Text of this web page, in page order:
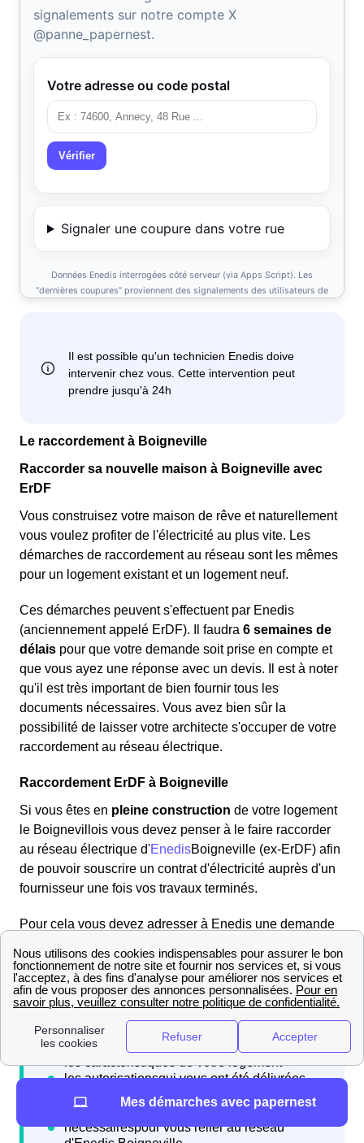
Le raccordement à Boigneville
Raccorder sa nouvelle maison à Boigneville avec
ErDF
Vous construisez votre maison de rêve et naturellement
vous voulez profiter de l'électricité au plus vite. Les
démarches de raccordement au réseau sont les mêmes
pour un logement existant et un logement neuf.
Ces démarches peuvent s'effectuent par Enedis
(anciennement appelé ErDF). Il faudra 6 semaines de
délais pour que votre demande soit prise en compte et
que vous ayez une réponse avec un devis. Il est à noter
qu'il est très important de bien fournir tous les
documents nécessaires. Vous avez bien sûr la
possibilité de laisser votre architecte s'occuper de votre
raccordement au réseau électrique.
Raccordement ErDF à Boigneville
Si vous êtes en pleine construction de votre logement
le Boignevillois vous devez penser à le faire raccorder
au réseau électrique d'EnedisBoigneville (ex-ErDF) afin
de pouvoir souscrire un contrat d'électricité auprès d'un
fournisseur une fois vos travaux terminés.
Pour cela vous devez adresser à Enedis une demande
en constituant un dossier.
Mes démarches avec papernest